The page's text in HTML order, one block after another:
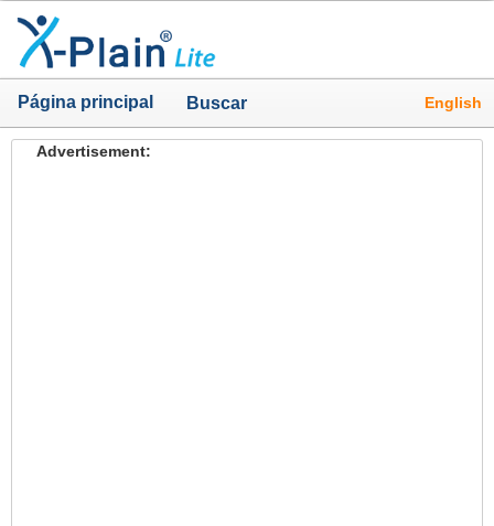
Página principal Buscar English
Advertisement: